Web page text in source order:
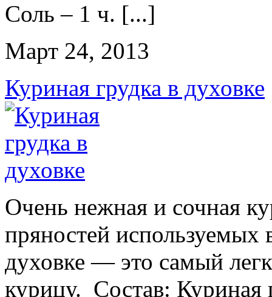
Соль – 1 ч. [...]
Март 24, 2013
Куриная грудка в духовке
Очень нежная и сочная
пряностей используемых
духовке — это самый
курицу. Состав: Куриная